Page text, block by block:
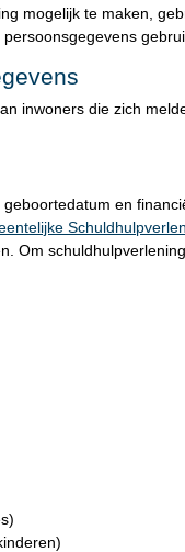
mogelijk te maken,
inwoners die zich
en
Om